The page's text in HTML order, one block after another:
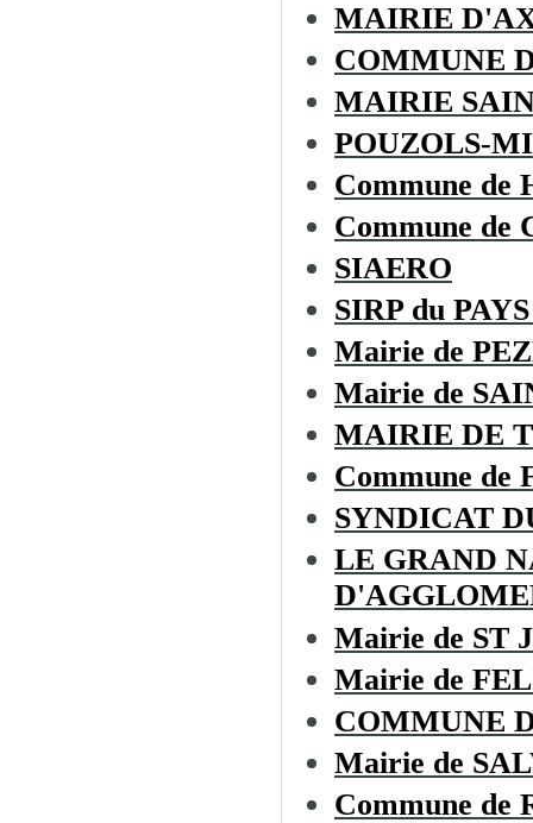
MAIRIE
COMMUNE
MAIRIE
POUZOLS-
Commune de
Commune de
SIAERO
SIRP du
Mairie de
Mairie de
MAIRIE DE
Commune de
SYNDICAT
LE GRAND
Mairie de ST
Mairie de
COMMUNE
Mairie de
Commune de